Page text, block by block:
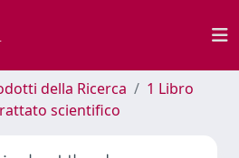
della Ricerca
1 Libro
scientifico